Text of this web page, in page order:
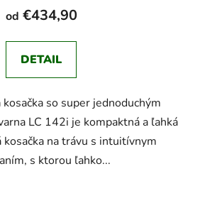
od €434,90
DETAIL
so super jednoduchým
LC 142i je kompaktná a ľahká
na trávu s intuitívnym
s ktorou ľahko...